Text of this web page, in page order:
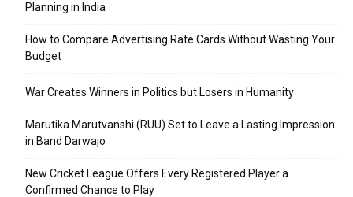
Planning in India
How to Compare Advertising Rate Cards Without Wasting Your
Budget
War Creates Winners in Politics but Losers in Humanity
Marutika Marutvanshi (RUU) Set to Leave a Lasting Impression
in Band Darwajo
New Cricket League Offers Every Registered Player a
Confirmed Chance to Play